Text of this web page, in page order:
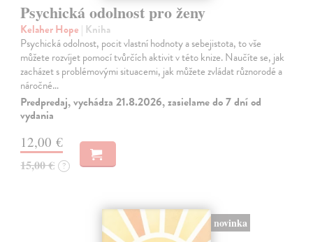
Psychická odolnost pro ženy
Kelaher Hope | Kniha
Psychická odolnost, pocit vlastní hodnoty a sebejistota, to vše
můžete rozvíjet pomocí tvůrčích aktivit v této knize. Naučíte se, jak
zacházet s problémovými situacemi, jak můžete zvládat různorodé a
náročné…
Predpredaj, vychádza 21.8.2026, zasielame do 7 dní od
vydania
12,00 €
15,00 € ?
novinka